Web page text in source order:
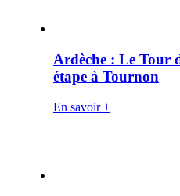
Ardèche : Le Tour
étape à Tournon
En savoir +